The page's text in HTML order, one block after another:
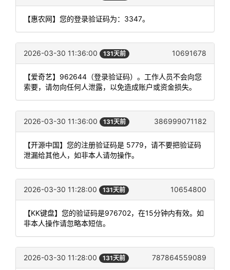
【惠农网】您的登录验证码为：3347。
2026-03-30 11:36:00 131天前 10691678
【爱奇艺】962644（登录验证码）。工作人员不会向您
索要，请勿向任何人泄露，以免造成账户或资金损失。
2026-03-30 11:36:00 131天前 386999071182
【开源中国】您的注册验证码是 5779，请不要把验证码
泄漏给其他人，如非本人请勿操作。
2026-03-30 11:28:00 131天前 10654800
【KK键盘】您的验证码是976702，在15分钟内有效。如
非本人操作请忽略本短信。
2026-03-30 11:28:00 131天前 787864559089